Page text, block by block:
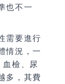
也不一
需要進行
情況，一
檢、尿
多，其費